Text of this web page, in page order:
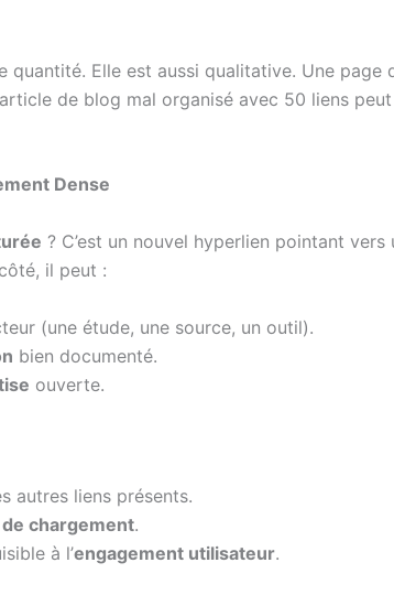
quantité. Elle est aussi qualitative. Une
article de blog mal organisé avec 50 liens
Dense
? C’est un nouvel hyperlien pointant
il peut :
(une étude, une source, un outil).
bien documenté.
ouverte.
autres liens présents.
chargement.
à l’engagement utilisateur.